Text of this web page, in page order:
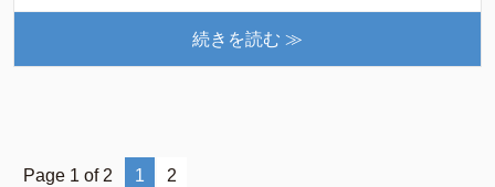
続きを読む ≫
Page 1 of 2 1 2